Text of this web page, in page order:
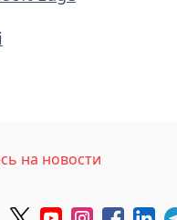
на новости